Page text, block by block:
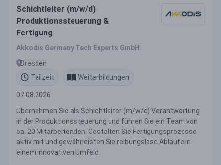
Schichtleiter (m/w/d)
Produktionssteuerung &
Fertigung
Akkodis Germany Tech Experts GmbH
Dresden
Teilzeit
Weiterbildungen
07.08.2026
Übernehmen Sie als Schichtleiter (m/w/d) Verantwortung
in der Produktionssteuerung und führen Sie ein Team von
ca. 20 Mitarbeitenden. Gestalten Sie Fertigungsprozesse
aktiv mit und gewährleisten Sie reibungslose Abläufe in
einem innovativen Umfeld.